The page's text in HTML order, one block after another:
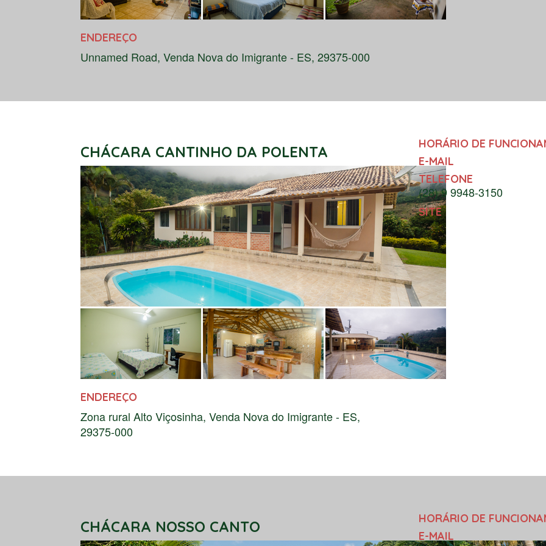
ENDEREÇO
Unnamed Road, Venda Nova do Imigrante - ES, 29375-000
CHÁCARA CANTINHO DA POLENTA
ENDEREÇO
Zona rural Alto Viçosinha, Venda Nova do Imigrante - ES,
29375-000
HORÁRIO DE
E-MAIL
TELEFONE
(28) 9 9948-3150
SITE
CHÁCARA NOSSO CANTO
HORÁRIO DE
E-MAIL